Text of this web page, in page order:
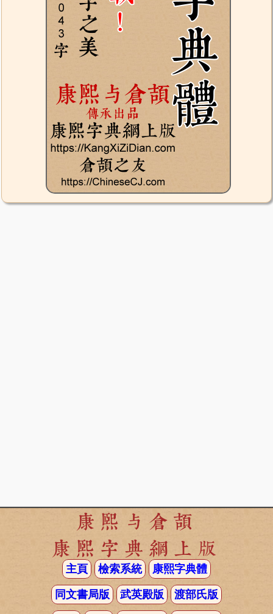
康熙与倉頡
康熙字典網上版
主頁 檢索系統 康熙字典體
同文書局版 武英殿版 渡部氏版